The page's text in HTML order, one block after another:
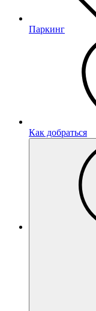
Паркинг
Как добраться